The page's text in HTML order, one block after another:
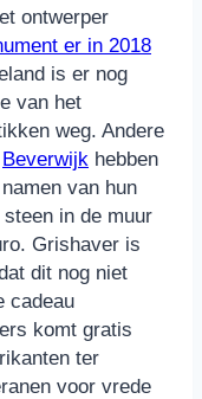
ontwerper
er in 2018
is er nog
van het
weg. Andere
Beverwijk hebben
van hun
in de muur
Grishaver is
dit nog niet
cadeau
komt gratis
ter
voor vrede